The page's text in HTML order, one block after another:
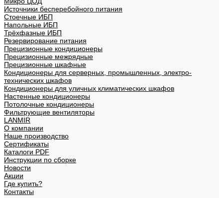
Источники бесперебойного питания
Стоечные ИБП
Напольные ИБП
Трёхфазные ИБП
Резервирование питания
Прецизионные кондиционеры
Прецизионные межрядные
Прецизионные шкафные
Кондиционеры для серверных, промышленных, электро-
технических шкафов
Кондиционеры для уличных климатических шкафов
Настенные кондиционеры
Потолочные кондиционеры
Фильтрующие вентиляторы
LANMIR
О компании
Наше производство
Сертификаты
Каталоги PDF
Инструкции по сборке
Новости
Акции
Где купить?
Контакты